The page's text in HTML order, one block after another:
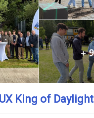
King of Daylight